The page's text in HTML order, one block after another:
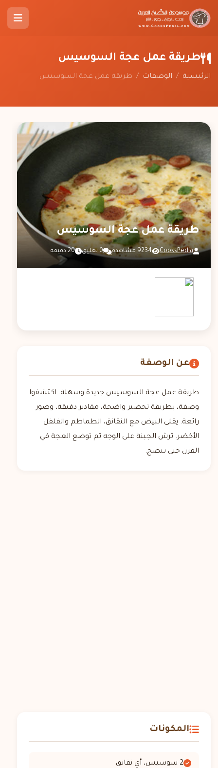
طريقة عمل عجة السوسيس
الرئيسية / الوصفات / طريقة عمل عجة السوسيس
طريقة عمل عجة السوسيس
CooksPedia 9234 مشاهدة 0 تعليق 20 دقيقة
عن الوصفة
طريقة عمل عجة السوسيس جديدة وسهلة. اكتشفوا
وصفة، بطريقة تحضير واضحة، مقادير دقيقة، وصور
رائعة. يقلى البيض مع النقانق، الطماطم والفلفل
الأخضر. ترش الجبنة على الوجه ثم توضع العجة في
الفرن حتى تنضج.
المكونات
2 سوسيس، أي نقانق